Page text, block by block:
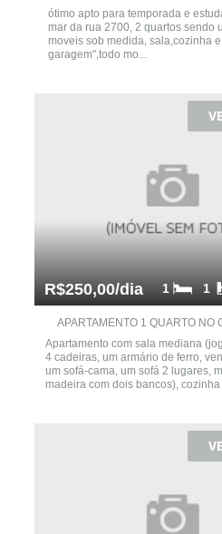
ótimo apto para temporada e
mar da rua 2700, 2 quartos sendo
moveis sob medida, sala,cozinha
garagem",todo mo...
R$250,00/dia 1
1
APARTAMENTO 1 QUARTO NO
Apartamento com sala mediana
4 cadeiras, um armário de ferro,
um sofá-cama, um sofá 2 lugares,
madeira com dois bancos), cozinha